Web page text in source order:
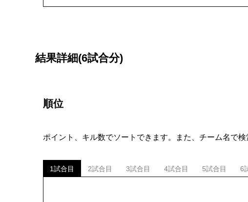
結果詳細(6試合分)
順位
ポイント、キル数でソートできます。また、チーム名で検
1試合目 2試合目 3試合目 4試合目 5試合目 6